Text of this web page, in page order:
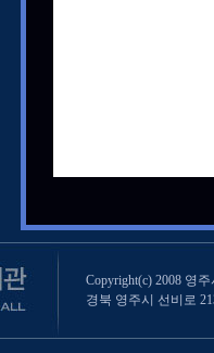
Copyright(c) 2008 영
경북 영주시 선비로